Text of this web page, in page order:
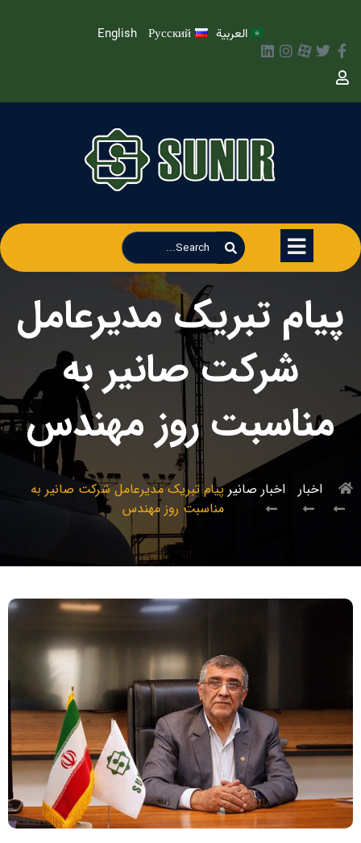
العربية Русский
English
پیام تبریک مدیرعامل
شرکت صانیر به
مناسبت روز مهندس
اخبار اخبار صانیرپیام تبریک مدیرعامل شرکت صانیر به
مناسبت روز مهندس